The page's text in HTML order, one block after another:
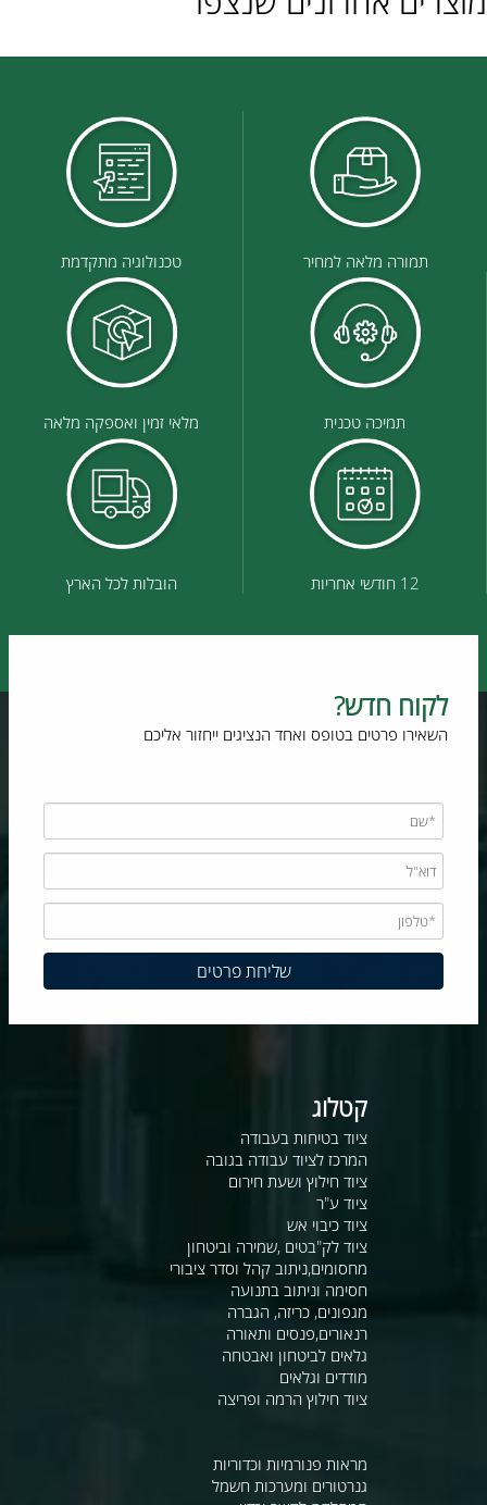
תמורה מלאה למחיר טכנולוגיה מתקדמת
תמיכה טכנית מלאי זמין ואספקה מלאה
12 חודשי אחריות הובלות לכל הארץ
לקוח חדש?
השאירו פרטים בטופס ואחד הנציגים ייחזור אליכם
קטלוג
ציוד בטיחות בעבודה
המרכז לציוד עבודה בגובה
ציוד חילוץ ושעת חירום
ציוד ע"ר
ציוד כיבוי אש
ציוד לק"בטים ,שמירה וביטחון
מחסומים,ניתוב קהל וסדר ציבורי
חסימה וניתוב בתנועה
מגפונים, כריזה, הגברה
רנאורים,פנסים ותאורה
גלאים לביטחון ואבטחה
מודדים וגלאים
ציוד חילוץ הרמה ופריצה
מראות פנורמיות וכדוריות
גנרטורים ומערכות חשמל